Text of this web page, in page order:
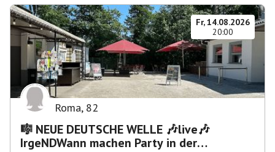
Fr, 14.08.2026
20:00
Roma, 82
🎼 NEUE DEUTSCHE WELLE 🎶live🎶
IrgeNDWann machen Party in der